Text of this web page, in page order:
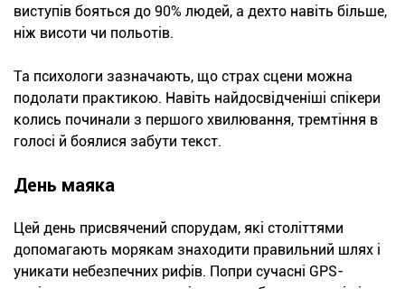
виступів бояться до 90% людей, а дехто навіть більше,
ніж висоти чи польотів.
Та психологи зазначають, що страх сцени можна
подолати практикою. Навіть найдосвідченіші спікери
колись починали з першого хвилювання, тремтіння в
голосі й боялися забути текст.
День маяка
Цей день присвячений спорудам, які століттями
допомагають морякам знаходити правильний шлях і
уникати небезпечних рифів. Попри сучасні GPS-